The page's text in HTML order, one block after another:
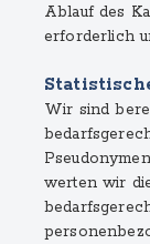
Ablauf des
erforderlich
Wir sind
werten wir